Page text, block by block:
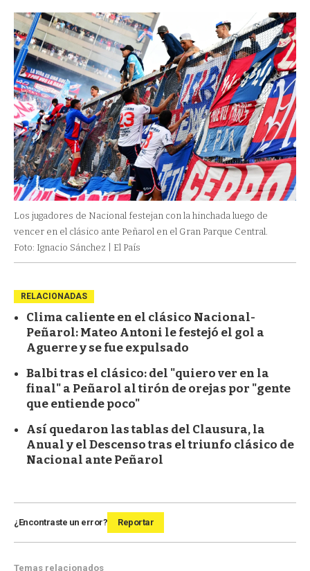
Los jugadores de Nacional festejan con la hinchada luego de
vencer en el clásico ante Peñarol en el Gran Parque Central.
Foto: Ignacio Sánchez | El País
RELACIONADAS
Clima caliente en el clásico Nacional-
Peñarol: Mateo Antoni le festejó el gol a
Aguerre y se fue expulsado
Balbi tras el clásico: del "quiero ver en la
final" a Peñarol al tirón de orejas por "gente
que entiende poco"
Así quedaron las tablas del Clausura, la
Anual y el Descenso tras el triunfo clásico de
Nacional ante Peñarol
¿Encontraste un error? Reportar
Temas relacionados